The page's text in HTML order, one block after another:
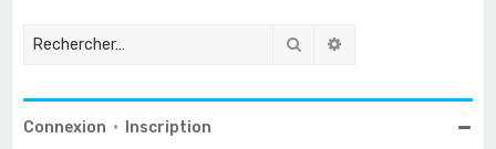
Rechercher
Connexion • Inscription